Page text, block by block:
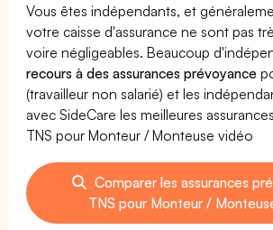
Vous êtes indépendants, et
votre caisse d'assurance ne sont pas
voire négligeables. Beaucoup
recours à des assurances prévoyance
(travailleur non salarié) et les
avec SideCare les meilleures
TNS pour Monteur / Monteuse vidéo
Comparer les assurances
TNS pour Monteur /